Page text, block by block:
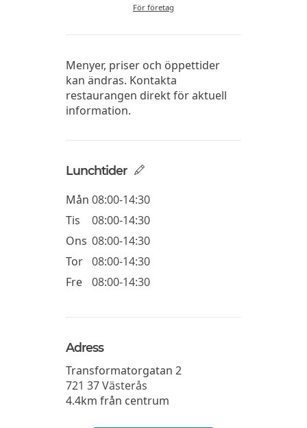
För företag
Menyer, priser och öppettider
kan ändras. Kontakta
restaurangen direkt för aktuell
information.
Lunchtider
Mån 08:00-14:30
Tis
08:00-14:30
Ons 08:00-14:30
Tor 08:00-14:30
Fre
08:00-14:30
Adress
Transformatorgatan 2
721 37Västerås
4.4km från centrum